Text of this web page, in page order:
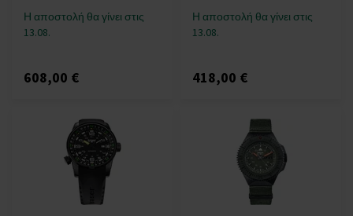
Η αποστολή θα γίνει στις
13.08.
608,00 €
Η αποστολή θα γίνει στις
13.08.
418,00 €